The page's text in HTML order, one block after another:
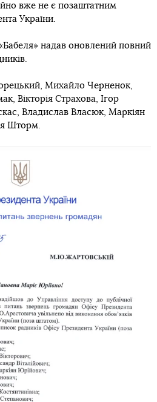
вже не є позаштатним
України.
надав оновлений повний
Михайло Черненок,
Вікторія Страхова, Ігор
Владислав Власюк, Маркіян
Шторм.